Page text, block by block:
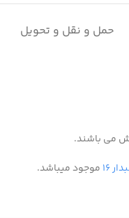
حمل و نقل و تحویل
می باشند.
۱۶ موجود میباشد.